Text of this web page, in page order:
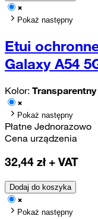
Pokaż następny
Etui
Galaxy A54
Kolor: Transparentny
Pokaż następny
Płatne Jednorazowo
Cena urządzenia
32,44 zł + VAT
Dodaj do koszyka
Pokaż następny